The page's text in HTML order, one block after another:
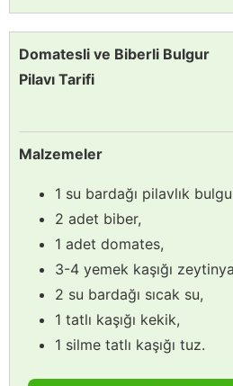
Domatesli ve Biberli Bulgur
Pilavı Tarifi
Malzemeler
1 su bardağı pilavlık
2 adet biber,
1 adet domates,
3-4 yemek kaşığı
2 su bardağı sıcak su,
1 tatlı kaşığı kekik,
1 silme tatlı kaşığı tuz.